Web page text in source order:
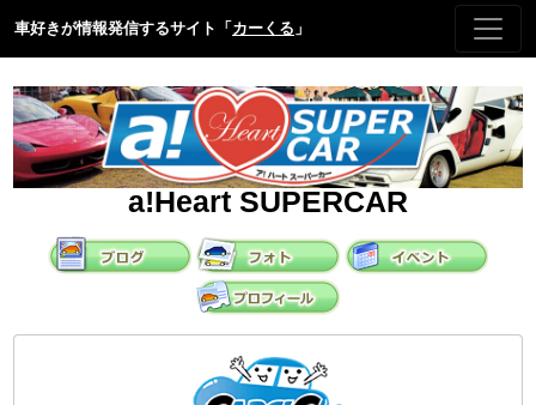
車好きが情報発信するサイト「 カーくる 」
a!Heart SUPERCAR